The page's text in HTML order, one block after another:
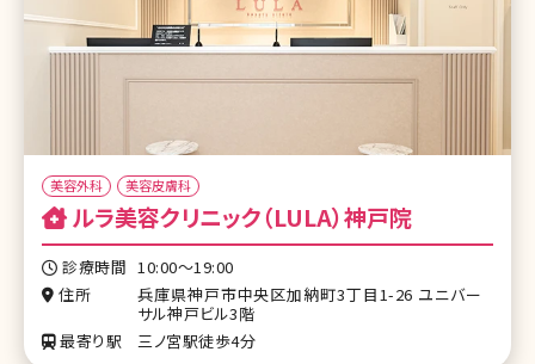
美容外科 美容皮膚科
ルラ美容クリニック（LULA）神戸院
診療時間 10:00〜19:00
住所
兵庫県神戸市中央区加納町3丁目1-26 ユニバー
サル神戸ビル3階
最寄り駅
三ノ宮駅徒歩4分